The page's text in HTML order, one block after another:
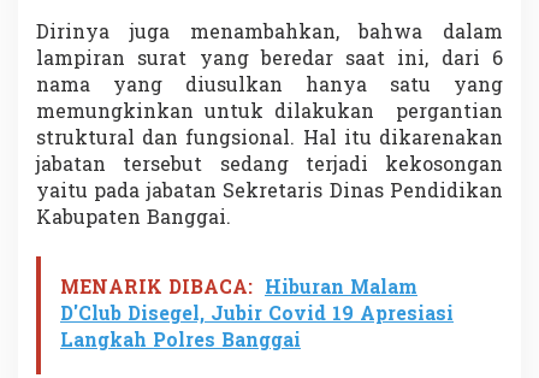
Dirinya juga menambahkan, bahwa dalam
lampiran surat yang beredar saat ini, dari 6
nama yang diusulkan hanya satu yang
memungkinkan untuk dilakukan pergantian
struktural dan fungsional. Hal itu dikarenakan
jabatan tersebut sedang terjadi kekosongan
yaitu pada jabatan Sekretaris Dinas Pendidikan
Kabupaten Banggai.
MENARIK DIBACA: Hiburan Malam
D'Club Disegel, Jubir Covid 19 Apresiasi
Langkah Polres Banggai